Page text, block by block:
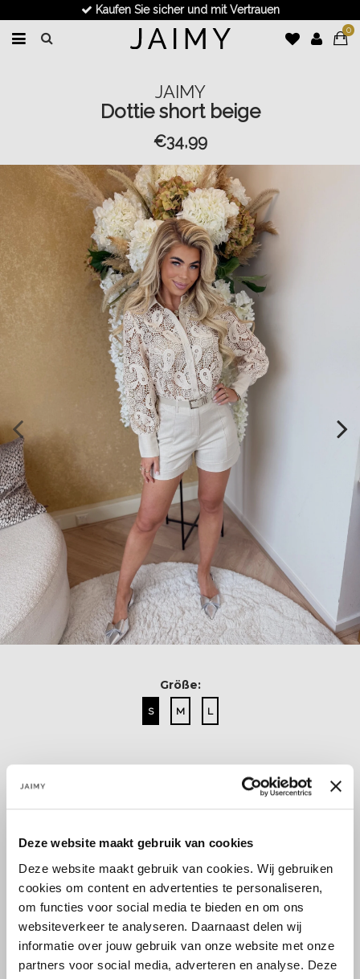
Deze website maakt gebruik van cookies
Deze website maakt gebruik van cookies. Wij gebruiken
cookies om content en advertenties te personaliseren,
om functies voor social media te bieden en om ons
websiteverkeer te analyseren. Daarnaast delen wij
informatie over jouw gebruik van onze website met onze
partners voor social media, adverteren en analyse. Deze
Kaufen Sie sicher und mit Vertrauen
0
JAIMY
Dottie short beige
€34,99
Größe:
S M L
Benachrichtigen Sie mich
Size guide
Versandkosten und
Rücksendungen